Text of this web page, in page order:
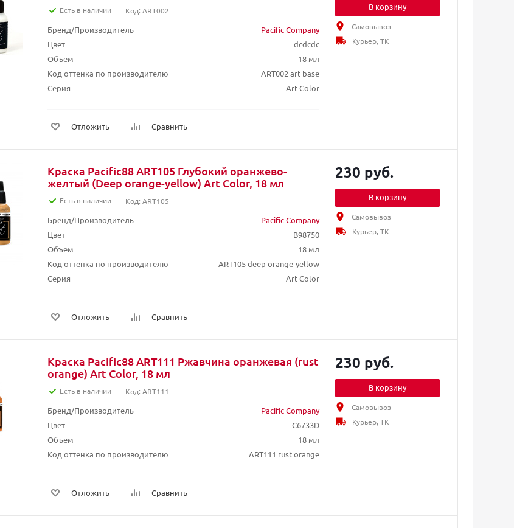
Есть в наличии Код: ART002
Бренд/Производитель
Pacific Company
Цвет
dcdcdc
Объем
18 мл
Код оттенка по производителю
ART002 art base
Серия
Art Color
Отложить Сравнить
В корзину
Самовывоз
Курьер, ТК
Краска Pacific88 ART105 Глубокий оранжево-
желтый (Deep orange-yellow) Art Color, 18 мл
Есть в наличии Код: ART105
Бренд/Производитель
Pacific Company
Цвет
B98750
Объем
18 мл
Код оттенка по производителю
ART105 deep orange-yellow
Серия
Art Color
Отложить Сравнить
230 руб.
В корзину
Самовывоз
Курьер, ТК
Краска Pacific88 ART111 Ржавчина оранжевая (rust
orange) Art Color, 18 мл
Есть в наличии Код: ART111
Бренд/Производитель
Pacific Company
Цвет
C6733D
Объем
18 мл
Код оттенка по производителю
ART111 rust orange
Отложить Сравнить
230 руб.
В корзину
Самовывоз
Курьер, ТК